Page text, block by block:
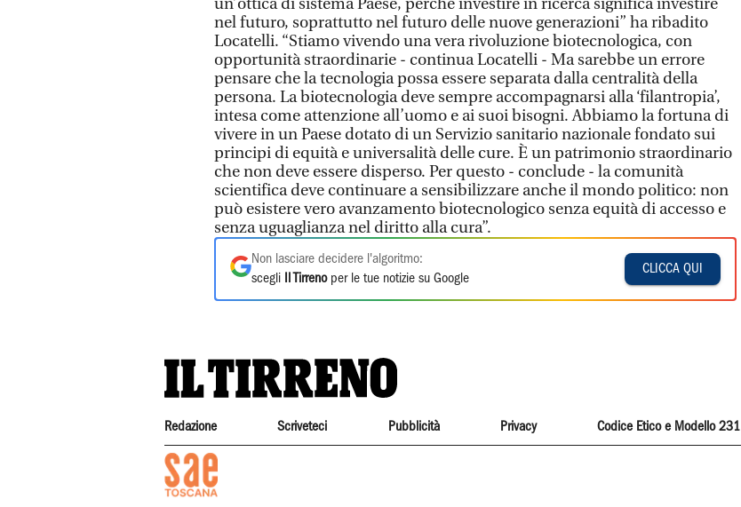
un’ottica di sistema Paese, perché investire in ricerca significa investire
nel futuro, soprattutto nel futuro delle nuove generazioni” ha ribadito
Locatelli. “Stiamo vivendo una vera rivoluzione biotecnologica, con
opportunità straordinarie - continua Locatelli - Ma sarebbe un errore
pensare che la tecnologia possa essere separata dalla centralità della
persona. La biotecnologia deve sempre accompagnarsi alla ‘filantropia’,
intesa come attenzione all’uomo e ai suoi bisogni. Abbiamo la fortuna di
vivere in un Paese dotato di un Servizio sanitario nazionale fondato sui
principi di equità e universalità delle cure. È un patrimonio straordinario
che non deve essere disperso. Per questo - conclude - la comunità
scientifica deve continuare a sensibilizzare anche il mondo politico: non
può esistere vero avanzamento biotecnologico senza equità di accesso e
senza uguaglianza nel diritto alla cura”.
Non lasciare decidere l'algoritmo:
scegli
Il Tirrenoper le tue notizie su Google
CLICCA QUI
Redazione Scriveteci Pubblicità Privacy Codice Etico e Modello 231